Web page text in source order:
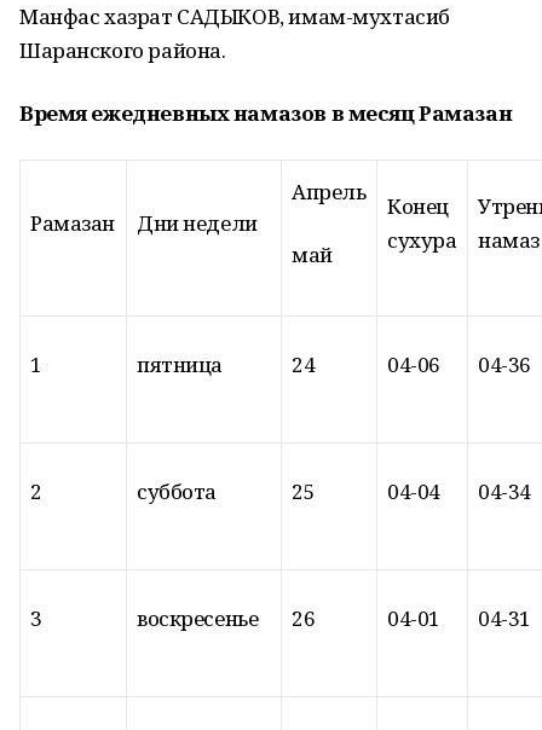
Манфас хазрат САДЫКОВ, имам-мухтасиб
Шаранского района.
Время ежедневных намазов в месяц Рамазан
Рамазан Дни недели
Апрель
май
Конец
сухура
намаз
1 пятница 24 04-06 04-36
2 суббота 25 04-04 04-34
3 воскресенье 26 04-01 04-31